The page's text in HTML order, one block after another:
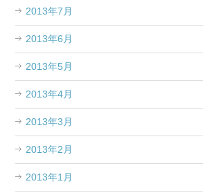
2013年7月
2013年6月
2013年5月
2013年4月
2013年3月
2013年2月
2013年1月